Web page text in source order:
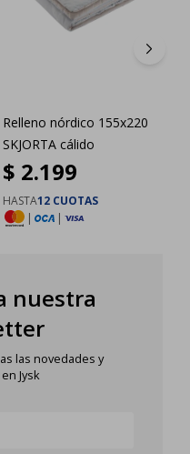
Relleno nórdico 155x220
SKJORTA cálido
$ 2.199
HASTA12 CUOTAS
|
|
nuestra
las novedades y
Jysk